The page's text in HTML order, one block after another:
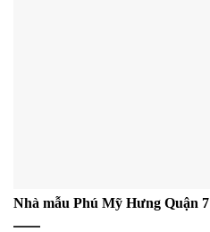
Nhà mẫu Phú Mỹ Hưng Quận 7